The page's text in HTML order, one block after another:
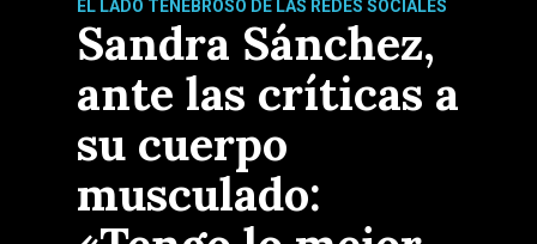
EL LADO TENEBROSO DE LAS REDES SOCIALES
Sandra Sánchez,
ante las críticas a
su cuerpo
musculado: